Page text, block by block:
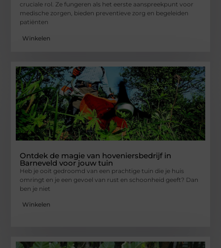
cruciale rol. Ze fungeren als het eerste aanspreekpunt voor
medische zorgen, bieden preventieve zorg en begeleiden
patiënten
Winkelen
Ontdek de magie van hoveniersbedrijf in
Barneveld voor jouw tuin
Heb je ooit gedroomd van een prachtige tuin die je huis
omringt en je een gevoel van rust en schoonheid geeft? Dan
ben je niet
Winkelen